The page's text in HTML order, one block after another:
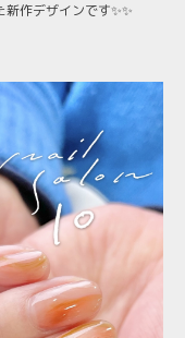
作デザインです✨✨